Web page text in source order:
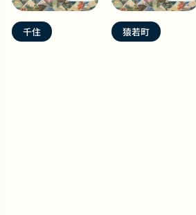
千住 猿若町